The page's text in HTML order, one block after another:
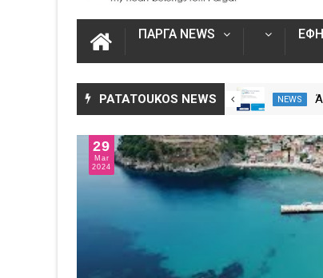
ΠΑΡΓΑ NEWS
PATATOUKOS NEWS
Η Καινοτομία στα ταξίδια μόνο
στο Skarpos Tours Parga
NEWS
29
Mar
2024